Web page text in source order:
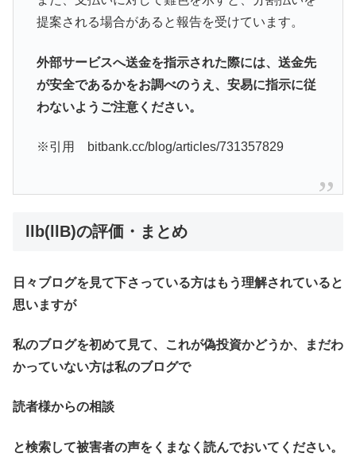
提案される場合があると報告を受けています。
外部サービスへ送金を指示された際には、送金先
が安全であるかをお調べのうえ、安易に指示に従
わないようご注意ください。
※引用 bitbank.cc/blog/articles/731357829
llb(llB)の評価・まとめ
日々ブログを見て下さっている方はもう理解されていると
思いますが
私のブログを初めて見て、これが偽投資かどうか、まだわ
かっていない方は私のブログで
読者様からの相談
と検索して被害者の声をくまなく読んでおいてください。